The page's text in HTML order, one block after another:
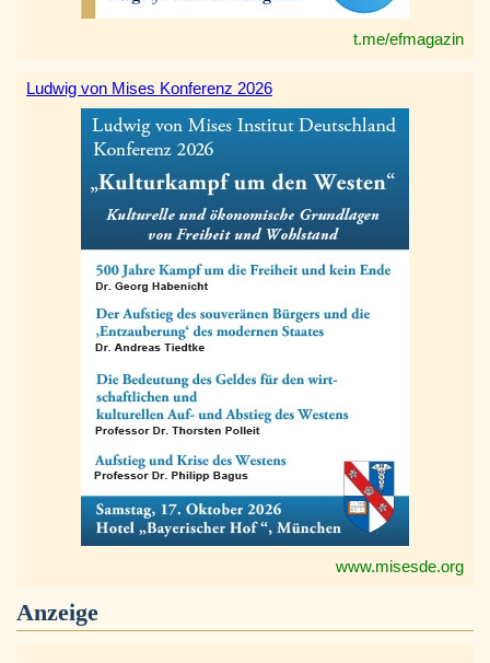
t.me/efmagazin
Ludwig von Mises Konferenz 2026
www.misesde.org
Anzeige